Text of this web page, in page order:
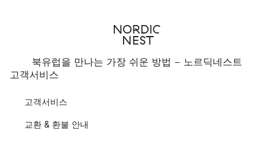
북유럽을 만나는 가장 쉬운 방법 - 노르딕네스트
고객서비스
고객서비스
교환 & 환불 안내